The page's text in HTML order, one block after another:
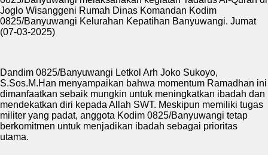
Joglo Wisanggeni Rumah Dinas Komandan Kodim
0825/Banyuwangi Kelurahan Kepatihan Banyuwangi. Jumat
(07-03-2025)
Dandim 0825/Banyuwangi Letkol Arh Joko Sukoyo,
S.Sos.M.Han menyampaikan bahwa momentum Ramadhan ini
dimanfaatkan sebaik mungkin untuk meningkatkan ibadah dan
mendekatkan diri kepada Allah SWT. Meskipun memiliki tugas
militer yang padat, anggota Kodim 0825/Banyuwangi tetap
berkomitmen untuk menjadikan ibadah sebagai prioritas
utama.